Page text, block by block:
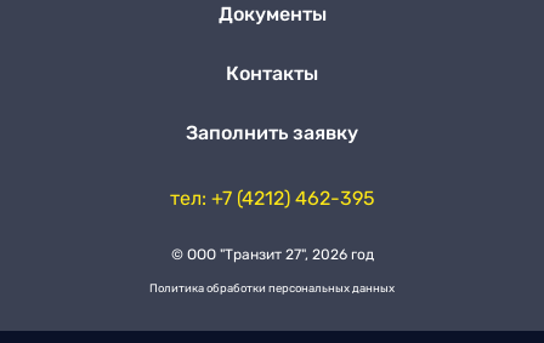
Документы
Контакты
Заполнить заявку
тел: +7 (4212) 462-395
© ООО "Транзит 27", 2026 год
Политика обработки персональных данных